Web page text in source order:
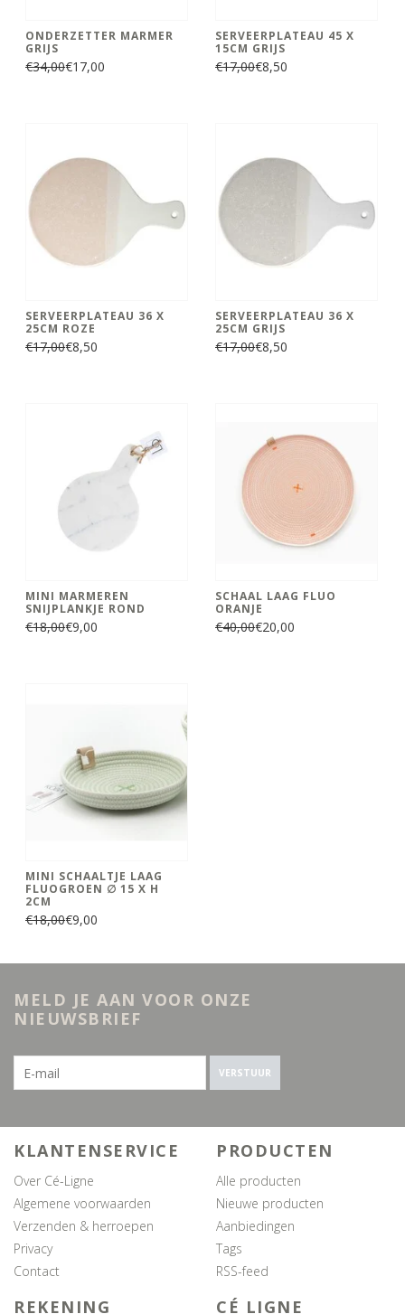
ONDERZETTER MARMER
GRIJS
€34,00€17,00
SERVEERPLATEAU 45 X
15CM GRIJS
€17,00€8,50
SERVEERPLATEAU 36 X
25CM ROZE
€17,00€8,50
SERVEERPLATEAU 36 X
25CM GRIJS
€17,00€8,50
MINI MARMEREN
SNIJPLANKJE ROND
€18,00€9,00
SCHAAL LAAG FLUO
ORANJE
€40,00€20,00
MINI SCHAALTJE LAAG
FLUOGROEN ∅ 15 X H
2CM
€18,00€9,00
MELD JE AAN VOOR ONZE
NIEUWSBRIEF
VERSTUUR
KLANTENSERVICE
Over Cé-Ligne
Algemene voorwaarden
Verzenden & herroepen
Privacy
Contact
PRODUCTEN
Alle producten
Nieuwe producten
Aanbiedingen
Tags
RSS-feed
REKENING CÉ LIGNE